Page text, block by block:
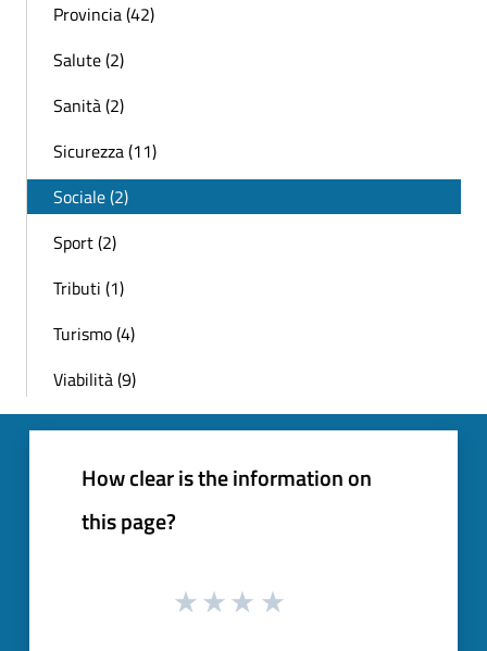
Provincia (42)
Salute (2)
Sanità (2)
Sicurezza (11)
Sociale (2)
Sport (2)
Tributi (1)
Turismo (4)
Viabilità (9)
How clear is the information on
this page?